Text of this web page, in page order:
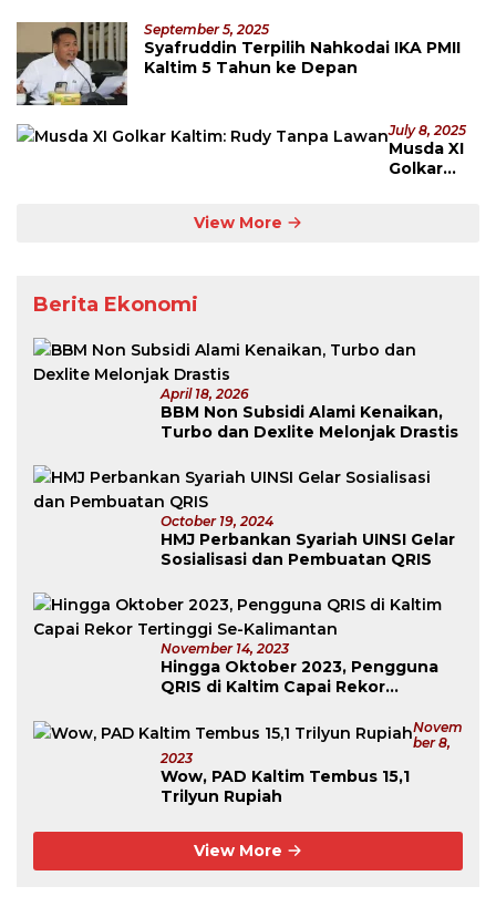
September 5, 2025
Syafruddin Terpilih Nahkodai IKA PMII
Kaltim 5 Tahun ke Depan
July 8, 2025
Musda XI
Golkar
View More
Berita Ekonomi
April 18, 2026
BBM Non Subsidi Alami Kenaikan,
Turbo dan Dexlite Melonjak Drastis
October 19, 2024
HMJ Perbankan Syariah UINSI Gelar
Sosialisasi dan Pembuatan QRIS
November 14, 2023
Hingga Oktober 2023, Pengguna
QRIS di Kaltim Capai Rekor
Novem
Ber 8,
2023
Wow, PAD Kaltim Tembus 15,1
Trilyun Rupiah
View More